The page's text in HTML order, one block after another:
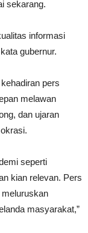
sekarang.
informasi
gubernur.
pers
melawan
dan ujaran
seperti
kian relevan. Pers
meluruskan
masyarakat,”